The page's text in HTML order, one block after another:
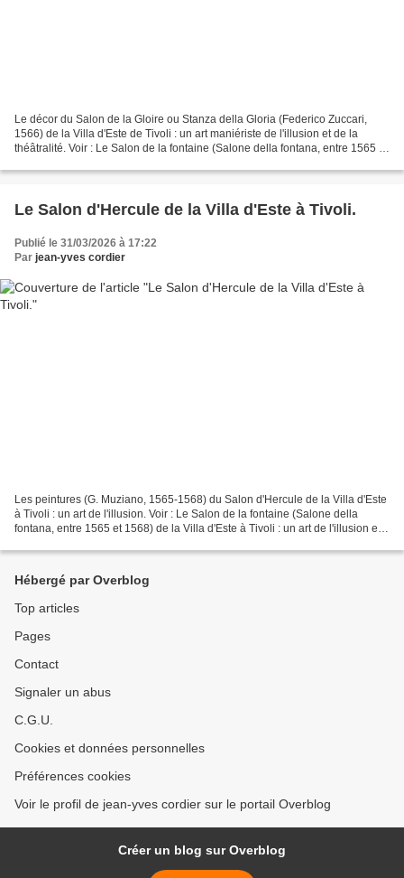
Le décor du Salon de la Gloire ou Stanza della Gloria (Federico Zuccari,
1566) de la Villa d'Este de Tivoli : un art maniériste de l'illusion et de la
théâtralité. Voir : Le Salon de la fontaine (Salone della fontana, entre 1565 et
Le Salon d'Hercule de la Villa d'Este à Tivoli.
Publié le 31/03/2026 à 17:22
Par jean-yves cordier
Les peintures (G. Muziano, 1565-1568) du Salon d'Hercule de la Villa d'Este
à Tivoli : un art de l'illusion. Voir : Le Salon de la fontaine (Salone della
fontana, entre 1565 et 1568) de la Villa d'Este à Tivoli : un art de l'illusion et
Hébergé par Overblog
Top articles
Pages
Contact
Signaler un abus
C.G.U.
Cookies et données personnelles
Préférences cookies
Voir le profil de jean-yves cordier sur le portail Overblog
Créer un blog sur Overblog